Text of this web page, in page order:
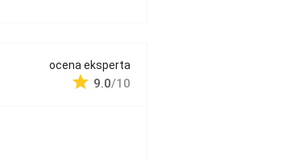
ocena eksperta
9.0/10